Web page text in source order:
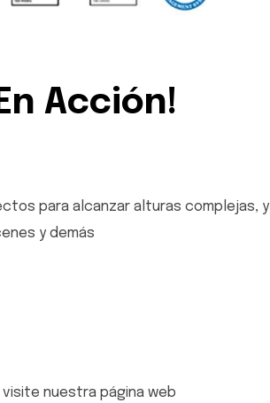
Acción!
para alcanzar alturas complejas, y
y demás
visite nuestra página web